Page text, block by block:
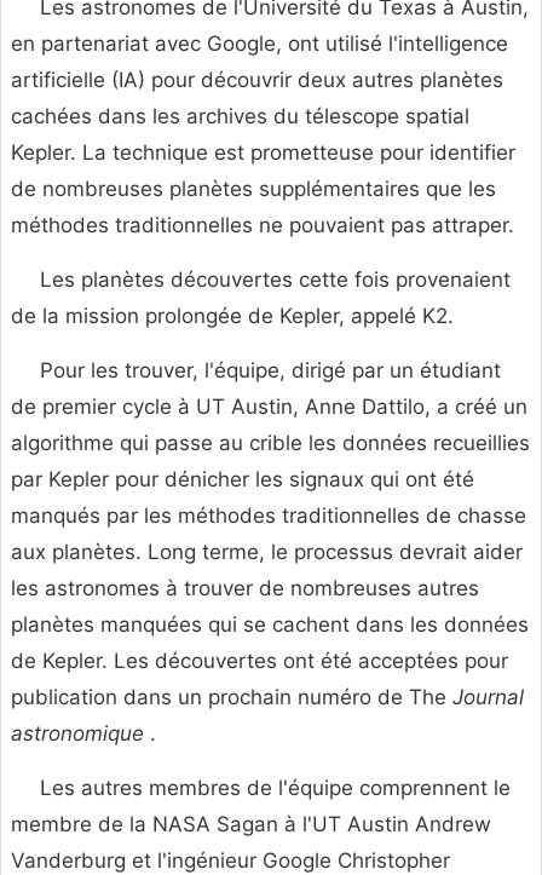
Les astronomes de l'Université du Texas à Austin,
en partenariat avec Google, ont utilisé l'intelligence
artificielle (IA) pour découvrir deux autres planètes
cachées dans les archives du télescope spatial
Kepler. La technique est prometteuse pour identifier
de nombreuses planètes supplémentaires que les
méthodes traditionnelles ne pouvaient pas attraper.
Les planètes découvertes cette fois provenaient
de la mission prolongée de Kepler, appelé K2.
Pour les trouver, l'équipe, dirigé par un étudiant
de premier cycle à UT Austin, Anne Dattilo, a créé un
algorithme qui passe au crible les données recueillies
par Kepler pour dénicher les signaux qui ont été
manqués par les méthodes traditionnelles de chasse
aux planètes. Long terme, le processus devrait aider
les astronomes à trouver de nombreuses autres
planètes manquées qui se cachent dans les données
de Kepler. Les découvertes ont été acceptées pour
publication dans un prochain numéro de The Journal
astronomique .
Les autres membres de l'équipe comprennent le
membre de la NASA Sagan à l'UT Austin Andrew
Vanderburg et l'ingénieur Google Christopher